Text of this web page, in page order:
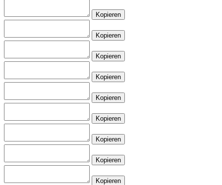
Kopieren
Kopieren
Kopieren
Kopieren
Kopieren
Kopieren
Kopieren
Kopieren
Kopieren